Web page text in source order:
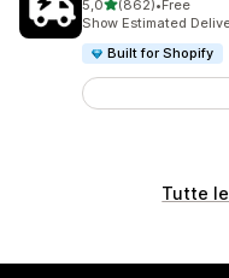
5,0stelle su 5
(862)
862 recensioni totali
•Free
Show Estimated
Built for Shopify
Tutte